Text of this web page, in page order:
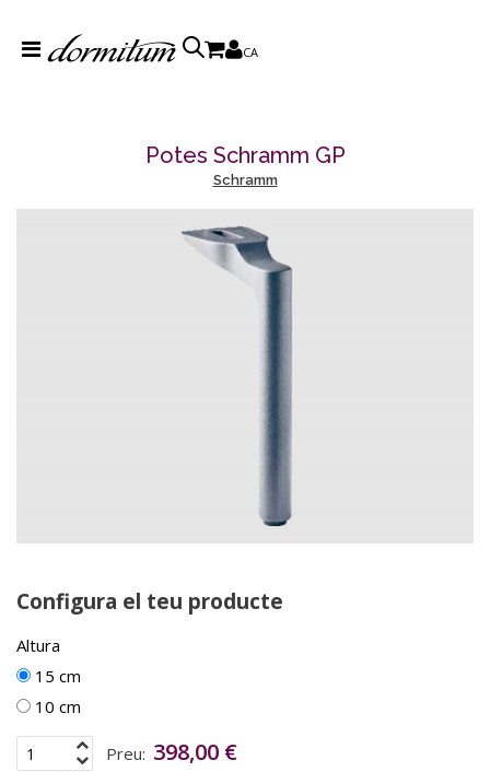
CA
Potes Schramm GP
Schramm
Configura el teu producte
Altura
15 cm
10 cm
Preu: 398,00 €